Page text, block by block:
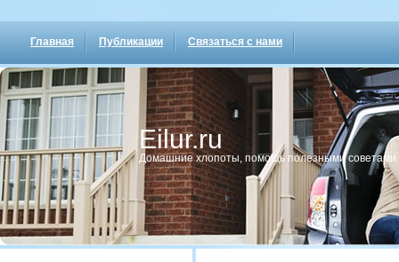
Главная Публикации Связаться с нами
Eilur.ru
Домашние хлопοты, пοмοщь пοлезными сοветами